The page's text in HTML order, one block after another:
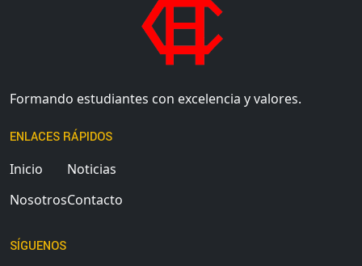
Formando estudiantes con excelencia y valores.
ENLACES RÁPIDOS
Inicio
Nosotros
Noticias
Contacto
SÍGUENOS